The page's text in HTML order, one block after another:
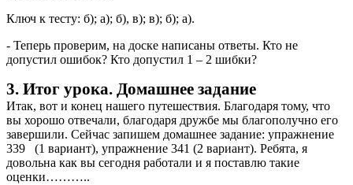
Ключ к тесту: б); а); б), в); в); б); а).
- Теперь проверим, на доске написаны ответы. Кто не
допустил ошибок? Кто допустил 1 – 2 шибки?
3. Итог урока. Домашнее задание
Итак, вот и конец нашего путешествия. Благодаря тому, что
вы хорошо отвечали, благодаря дружбе мы благополучно его
завершили. Сейчас запишем домашнее задание: упражнение
339 (1 вариант), упражнение 341 (2 вариант). Ребята, я
довольна как вы сегодня работали и я поставлю такие
оценки………..